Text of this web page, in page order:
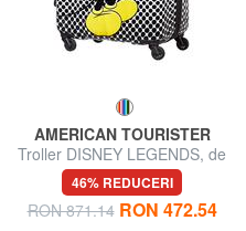
AMERICAN TOURISTER
Troller DISNEY LEGENDS, de
dimensiuni medii
46% REDUCERI
RON 871.14 RON 472.54